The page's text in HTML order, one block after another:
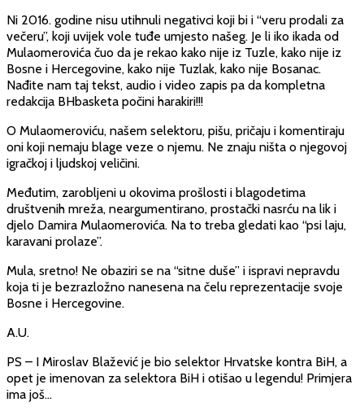
Ni 2016. godine nisu utihnuli negativci koji bi i “veru prodali za
večeru”, koji uvijek vole tuđe umjesto našeg. Je li iko ikada od
Mulaomerovića čuo da je rekao kako nije iz Tuzle, kako nije iz
Bosne i Hercegovine, kako nije Tuzlak, kako nije Bosanac.
Nađite nam taj tekst, audio i video zapis pa da kompletna
redakcija BHbasketa počini harakiri!!!
O Mulaomeroviću, našem selektoru, pišu, pričaju i komentiraju
oni koji nemaju blage veze o njemu. Ne znaju ništa o njegovoj
igračkoj i ljudskoj veličini.
Međutim, zarobljeni u okovima prošlosti i blagodetima
društvenih mreža, neargumentirano, prostački nasrću na lik i
djelo Damira Mulaomerovića. Na to treba gledati kao “psi laju,
karavani prolaze”.
Mula, sretno! Ne obaziri se na “sitne duše” i ispravi nepravdu
koja ti je bezrazložno nanesena na čelu reprezentacije svoje
Bosne i Hercegovine.
A.U.
PS – I Miroslav Blažević je bio selektor Hrvatske kontra BiH, a
opet je imenovan za selektora BiH i otišao u legendu! Primjera
ima još…